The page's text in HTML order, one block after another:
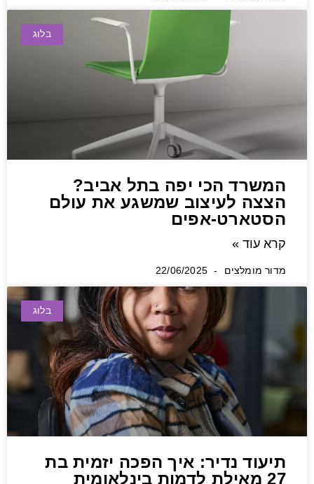
בלוג
המשרד הכי יפה בתל אביב?
הצצה לעיצוב שמשגע את עולם
הסטארט-אפים
קרא עוד »
מדור מומלצים 22/06/2025
בלוג
תיעוד נדיר: איך הפכה יזמית בת
27 מאילת לדמות בינלאומית